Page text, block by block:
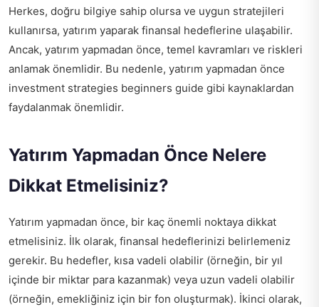
Herkes, doğru bilgiye sahip olursa ve uygun stratejileri
kullanırsa, yatırım yaparak finansal hedeflerine ulaşabilir.
Ancak, yatırım yapmadan önce, temel kavramları ve riskleri
anlamak önemlidir. Bu nedenle, yatırım yapmadan önce
investment strategies beginners guide gibi kaynaklardan
faydalanmak önemlidir.
Yatırım Yapmadan Önce Nelere
Dikkat Etmelisiniz?
Yatırım yapmadan önce, bir kaç önemli noktaya dikkat
etmelisiniz. İlk olarak, finansal hedeflerinizi belirlemeniz
gerekir. Bu hedefler, kısa vadeli olabilir (örneğin, bir yıl
içinde bir miktar para kazanmak) veya uzun vadeli olabilir
(örneğin, emekliğiniz için bir fon oluşturmak). İkinci olarak,